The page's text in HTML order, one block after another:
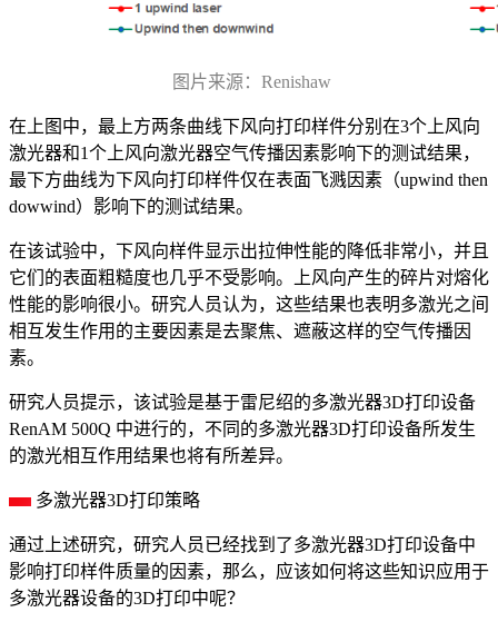
图片来源：Renishaw
在上图中，最上方两条曲线下风向打印样件分别在3个上风向
激光器和1个上风向激光器空气传播因素影响下的测试结果，
最下方曲线为下风向打印样件仅在表面飞溅因素（upwind then
dowwind）影响下的测试结果。
在该试验中，下风向样件显示出拉伸性能的降低非常小，并且
它们的表面粗糙度也几乎不受影响。上风向产生的碎片对熔化
性能的影响很小。研究人员认为，这些结果也表明多激光之间
相互发生作用的主要因素是去聚焦、遮蔽这样的空气传播因
素。
研究人员提示，该试验是基于雷尼绍的多激光器3D打印设备
RenAM 500Q 中进行的，不同的多激光器3D打印设备所发生
的激光相互作用结果也将有所差异。
多激光器3D打印策略
通过上述研究，研究人员已经找到了多激光器3D打印设备中
影响打印样件质量的因素，那么，应该如何将这些知识应用于
多激光器设备的3D打印中呢？